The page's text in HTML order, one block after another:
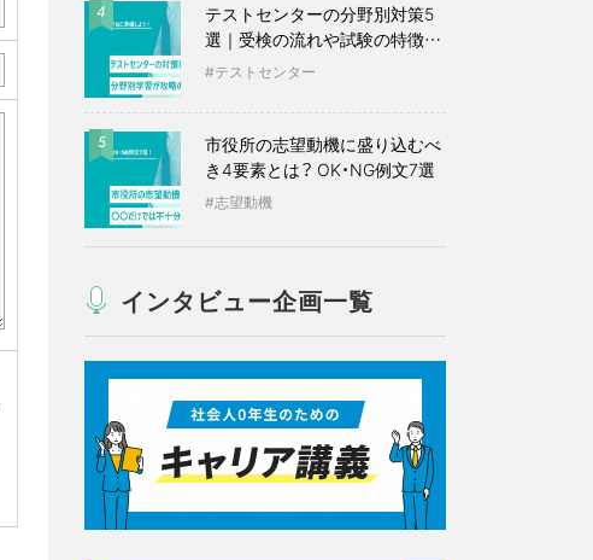
4
テストセンターの分野別対策5
選｜受検の流れや試験の特徴も
紹介
テストセンター
5
市役所の志望動機に盛り込むべ
き4要素とは？ OK・NG例文7選
志望動機
インタビュー企画一覧